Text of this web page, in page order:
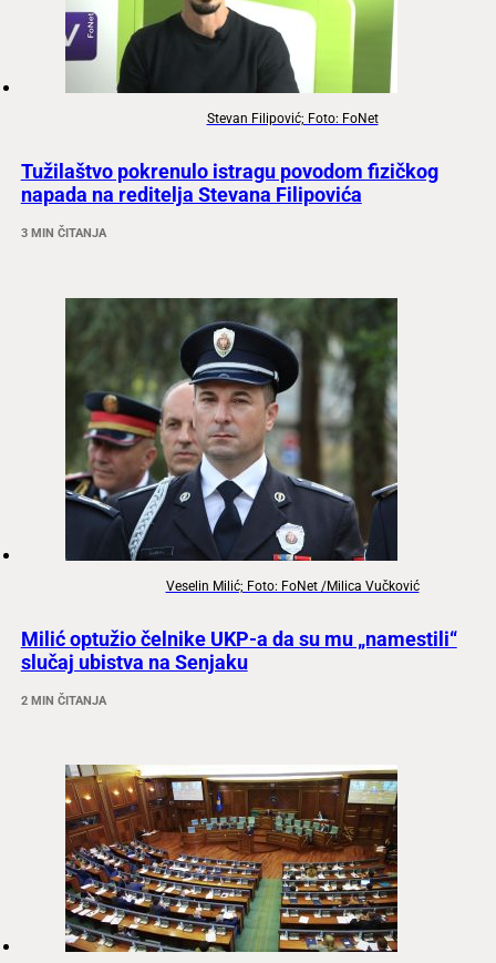
Stevan Filipović; Foto: FoNet
Tužilaštvo pokrenulo istragu povodom fizičkog
napada na reditelja Stevana Filipovića
3 MIN ČITANJA
Veselin Milić; Foto: FoNet /Milica Vučković
Milić optužio čelnike UKP-a da su mu „namestili“
slučaj ubistva na Senjaku
2 MIN ČITANJA